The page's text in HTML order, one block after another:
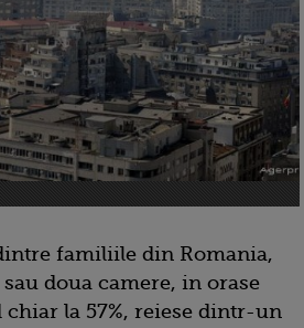
familiile din Romania,
doua camere, in orase
la 57%, reiese dintr-un